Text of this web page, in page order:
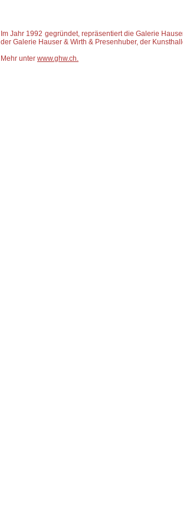
Im Jahr 1992 gegründet, repräsentiert die Galerie
der Galerie Hauser & Wirth & Presenhuber, der
Mehr unter www.ghw.ch.